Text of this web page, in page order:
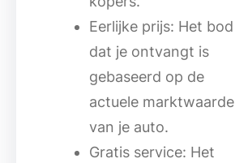
Eerlijke prijs: Het bod
dat je ontvangt is
gebaseerd op de
actuele marktwaarde
van je auto.
Gratis service: Het